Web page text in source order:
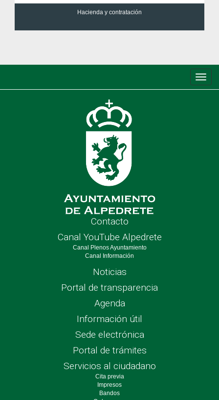
Hacienda y contratación
de
Contacto
Canal YouTube Alpedrete
Canal Plenos Ayuntamiento
Canal Información
Noticias
Portal de transparencia
Agenda
Información útil
Sede electrónica
Portal de trámites
Servicios al ciudadano
Cita previa
Impresos
Bandos